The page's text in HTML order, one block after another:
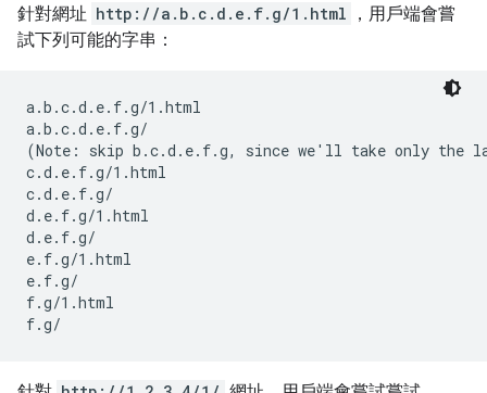
針對網址 http://a.b.c.d.e.f.g/1.html
，用戶端會嘗
試下列可能的字串：
a.b.c.d.e.f.g/1.html
a.b.c.d.e.f.g/
(Note: skip b.c.d.e.f.g, since we'll take only the
c.d.e.f.g/1.html
c.d.e.f.g/
d.e.f.g/1.html
d.e.f.g/
e.f.g/1.html
e.f.g/
f.g/1.html
f.g/